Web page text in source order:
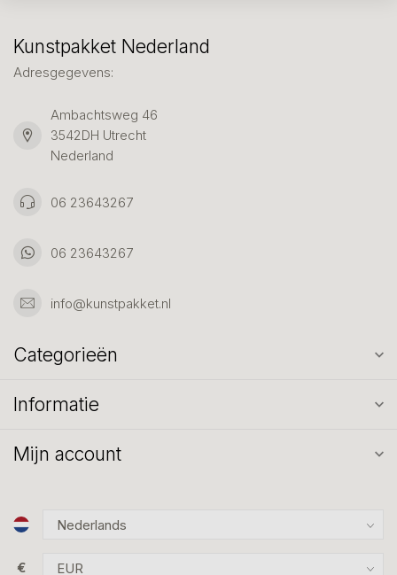
Kunstpakket Nederland
Adresgegevens:
Ambachtsweg 46
3542DH Utrecht
Nederland
06 23643267
06 23643267
info@kunstpakket.nl
Categorieën
Informatie
Mijn account
€